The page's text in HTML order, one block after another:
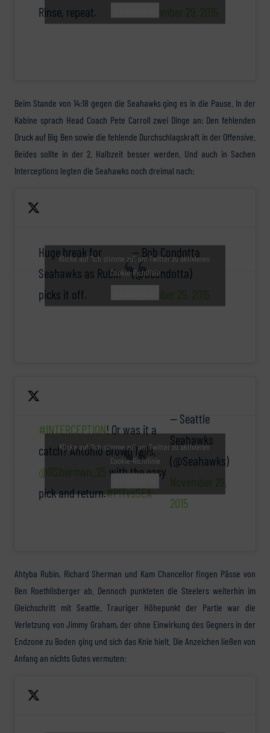
Rinse, repeat. November 29, 2015
Beim Stande von 14:18 gegen die Seahawks ging es in die Pause. In der
Kabine sprach Head Coach Pete Carroll zwei Dinge an: Den fehlenden
Druck auf Big Ben sowie die fehlende Durchschlagskraft in der Offensive.
Beides sollte in der 2. Halbzeit besser werden. Und auch in Sachen
Interceptions legten die Seahawks noch dreimal nach:
Huge break for
Seahawks as Rubin
picks it off.
— Bob Condotta
(@bcondotta)
November 29, 2015
Klicke auf "Ich stimme zu", um Twitter zu aktivieren
Cookie-Richtlinie
#INTERCEPTION! Or was it a
catch? Antonio Brown falls,
@RSherman_25 with the easy
pick and return.#PITvsSEA
— Seattle
Seahawks
(@Seahawks)
November 29,
2015
Klicke auf "Ich stimme zu", um Twitter zu aktivieren
Cookie-Richtlinie
Ahtyba Rubin, Richard Sherman und Kam Chancellor fingen Pässe von
Ben Roethlisberger ab. Dennoch punkteten die Steelers weiterhin im
Gleichschritt mit Seattle. Trauriger Höhepunkt der Partie war die
Verletzung von Jimmy Graham, der ohne Einwirkung des Gegners in der
Endzone zu Boden ging und sich das Knie hielt. Die Anzeichen ließen von
Anfang an nichts Gutes vermuten: